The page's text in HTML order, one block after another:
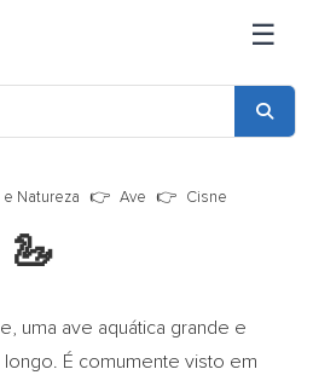
☰
Natureza Ave Cisne
🦢
uma ave aquática grande e
É comumente visto em